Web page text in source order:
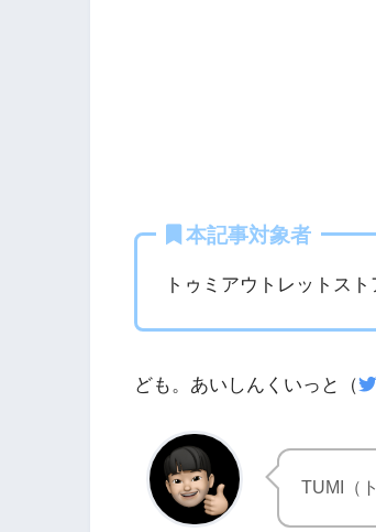
本記事対象者
トゥミアウトレットス
ども。あいしんくいっと（
TUMI（